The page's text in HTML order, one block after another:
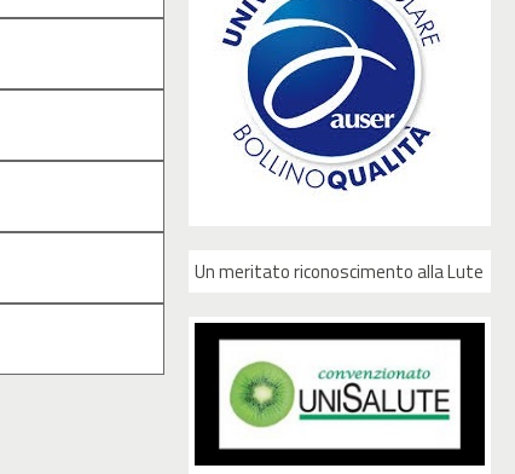
Un meritato riconoscimento alla Lute